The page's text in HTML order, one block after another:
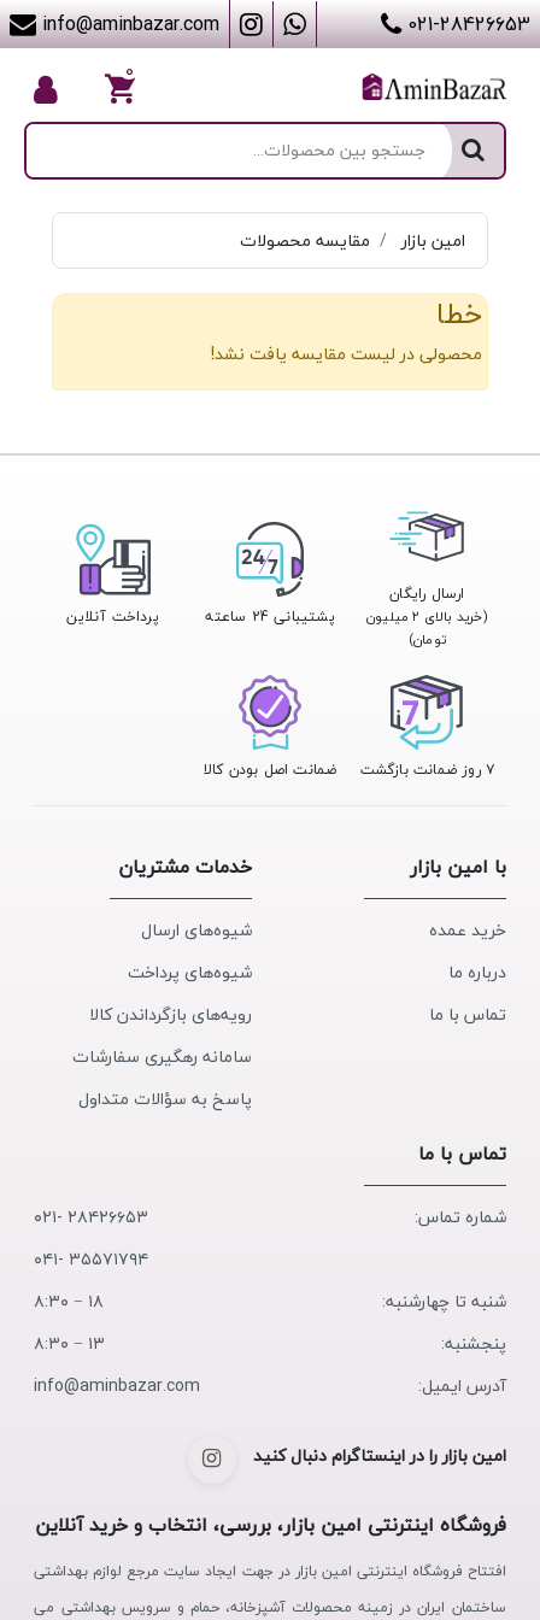
info@aminbazar.com 021-28426653
۰
امین بازار مقایسه محصولات
خطا
محصولی در لیست مقایسه یافت نشد!
ارسال رایگان
(خرید بالای ۲ میلیون
تومان)
پشتیبانی 24 ساعته پرداخت آنلاین
۷ روز ضمانت بازگشت ضمانت اصل بودن کالا
با امین بازار
خرید عمده
درباره ما
تماس با ما
خدمات مشتریان
شیوه‌های ارسال
شیوه‌های پرداخت
رویه‌های بازگرداندن کالا
سامانه رهگیری سفارشات
پاسخ به سؤالات متداول
تماس با ما
شماره تماس:
۲۸۴۲۶۶۵۳ -۰۲۱
۳۵۵۷۱۷۹۴ -۰۴۱
شنبه تا چهارشنبه:
۱۸ − ۸:۳۰
پنجشنبه:
۱۳ − ۸:۳۰
آدرس ایمیل:
info@aminbazar.com
امین بازار را در اینستاگرام دنبال کنید
فروشگاه اینترنتی امین بازار، بررسی، انتخاب و خرید آنلاین
افتتاح فروشگاه اینترنتی امین بازار در جهت ایجاد سایت مرجع لوازم بهداشتی
ساختمان ایران در زمینه محصولات آشپزخانه، حمام و سرویس بهداشتی می